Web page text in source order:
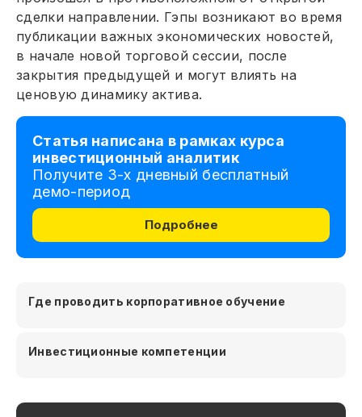
сделки направлении. Гэпы возникают во время
публикации важных экономических новостей,
в начале новой торговой сессии, после
закрытия предыдущей и могут влиять на
ценовую динамику актива.
Статья написана в рамках курса
инвестиционный аналитик
Получите 3-х дневный бесплатный
демо-период
Подробнее
Где проводить корпоративное обучение
Инвестиционные компетенции